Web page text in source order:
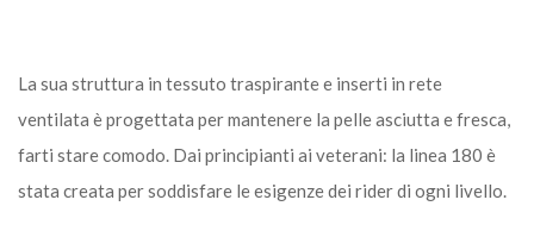
La sua struttura in tessuto traspirante e inserti in rete
ventilata è progettata per mantenere la pelle asciutta e fresca,
farti stare comodo. Dai principianti ai veterani: la linea 180 è
stata creata per soddisfare le esigenze dei rider di ogni livello.